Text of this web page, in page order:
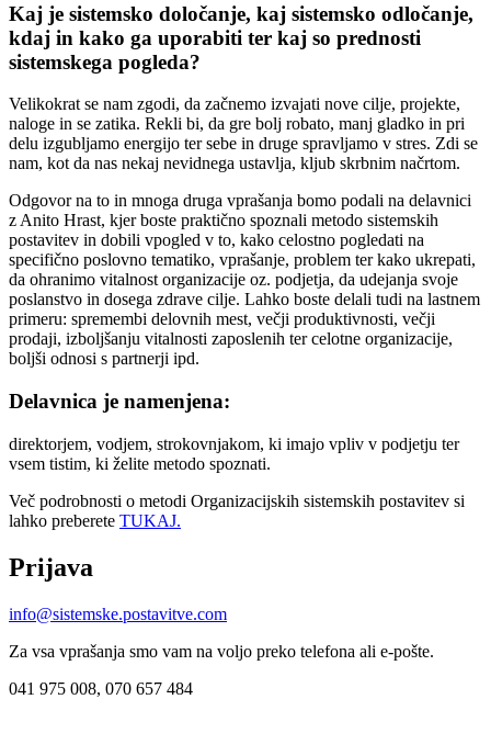
Kaj je sistemsko določanje, kaj sistemsko odločanje,
kdaj in kako ga uporabiti ter kaj so prednosti
sistemskega pogleda?
Velikokrat se nam zgodi, da začnemo izvajati nove cilje, projekte,
naloge in se zatika. Rekli bi, da gre bolj robato, manj gladko in pri
delu izgubljamo energijo ter sebe in druge spravljamo v stres. Zdi se
nam, kot da nas nekaj nevidnega ustavlja, kljub skrbnim načrtom.
Odgovor na to in mnoga druga vprašanja bomo podali na delavnici
z Anito Hrast, kjer boste praktično spoznali metodo sistemskih
postavitev in dobili vpogled v to, kako celostno pogledati na
specifično poslovno tematiko, vprašanje, problem ter kako ukrepati,
da ohranimo vitalnost organizacije oz. podjetja, da udejanja svoje
poslanstvo in dosega zdrave cilje. Lahko boste delali tudi na lastnem
primeru: spremembi delovnih mest, večji produktivnosti, večji
prodaji, izboljšanju vitalnosti zaposlenih ter celotne organizacije,
boljši odnosi s partnerji ipd.
Delavnica je namenjena:
direktorjem, vodjem, strokovnjakom, ki imajo vpliv v podjetju ter
vsem tistim, ki želite metodo spoznati.
Več podrobnosti o metodi Organizacijskih sistemskih postavitev si
lahko preberete TUKAJ.
Prijava
info@sistemske.postavitve.com
Za vsa vprašanja smo vam na voljo preko telefona ali e-pošte.
041 975 008, 070 657 484